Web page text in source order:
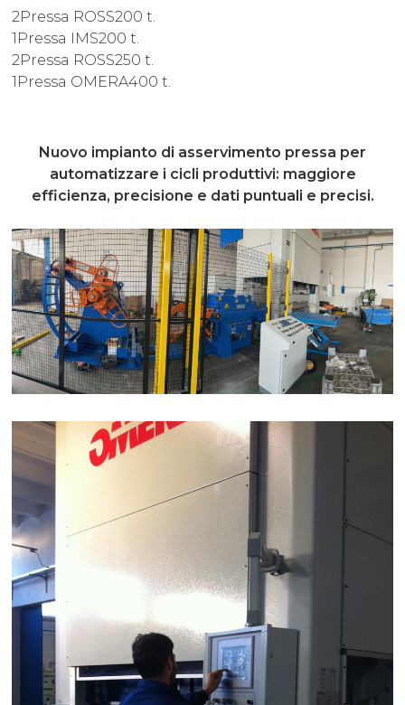
2Pressa ROSS200 t.
1Pressa IMS200 t.
2Pressa ROSS250 t.
1Pressa OMERA400 t.
Nuovo impianto di asservimento pressa per
automatizzare i cicli produttivi: maggiore
efficienza, precisione e dati puntuali e precisi.